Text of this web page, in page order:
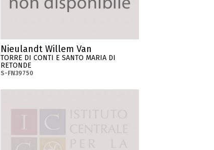
Nieulandt Willem Van
TORRE DI CONTI E SANTO MARIA DI
RETONDE
S-FN39750